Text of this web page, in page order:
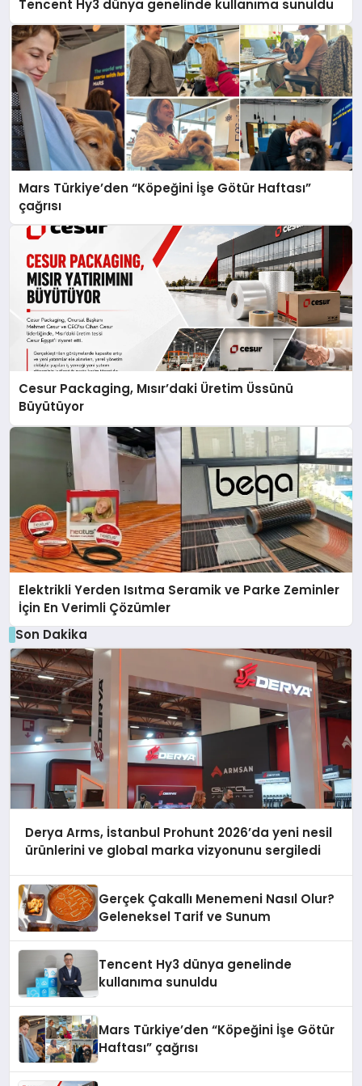
Tencent Hy3 dünya genelinde kullanıma sunuldu
Mars Türkiye’den “Köpeğini İşe Götür Haftası”
çağrısı
Cesur Packaging, Mısır’daki Üretim Üssünü
Büyütüyor
Elektrikli Yerden Isıtma Seramik ve Parke Zeminler
İçin En Verimli Çözümler
Son Dakika
Derya Arms, İstanbul Prohunt 2026’da yeni nesil
ürünlerini ve global marka vizyonunu sergiledi
Gerçek Çakallı Menemeni Nasıl Olur?
Geleneksel Tarif ve Sunum
Tencent Hy3 dünya genelinde
kullanıma sunuldu
Mars Türkiye’den “Köpeğini İşe Götür
Haftası” çağrısı